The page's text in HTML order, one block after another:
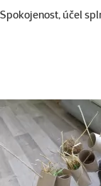
Spokojenost, účel